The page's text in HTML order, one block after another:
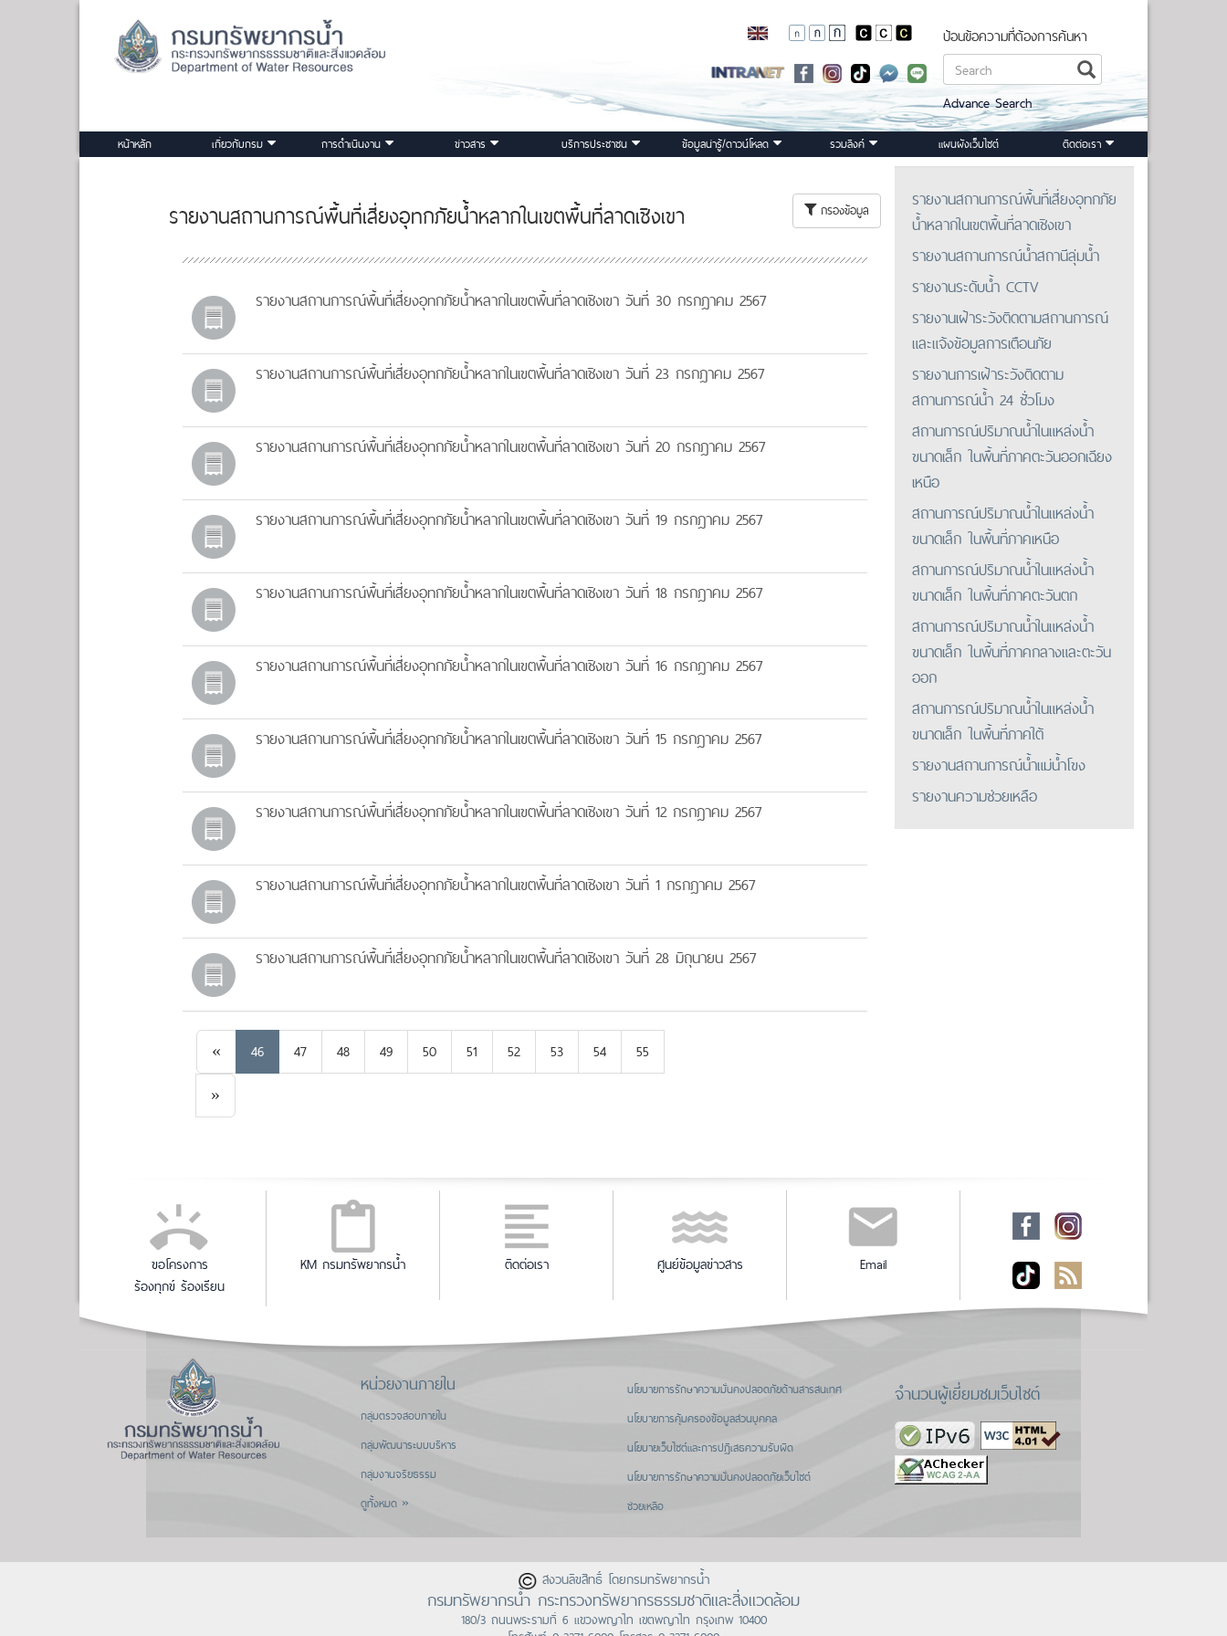
ป้อนข้อความที่ต้องการค้นหา
Advance Search
หน้าหลัก เกี่ยวกับกรม การดำเนินงาน ข่าวสาร บริการประชาชน ข้อมูลน่ารู้/ดาวน์โหลด รวมลิงค์ แผนผังเว็บไซต์ ติดต่อเรา
รายงานสถานการณ์พื้นที่เสี่ยงอุทกภัยน้ำหลากในเขตพื้นที่ลาดเชิงเขา กรองข้อมูล
รายงานสถานการณ์พื้นที่เสี่ยงอุทกภัยน้ำหลากในเขตพื้นที่ลาดเชิงเขา วันที่ 30 กรกฎาคม 2567
รายงานสถานการณ์พื้นที่เสี่ยงอุทกภัยน้ำหลากในเขตพื้นที่ลาดเชิงเขา วันที่ 23 กรกฎาคม 2567
รายงานสถานการณ์พื้นที่เสี่ยงอุทกภัยน้ำหลากในเขตพื้นที่ลาดเชิงเขา วันที่ 20 กรกฎาคม 2567
รายงานสถานการณ์พื้นที่เสี่ยงอุทกภัยน้ำหลากในเขตพื้นที่ลาดเชิงเขา วันที่ 19 กรกฎาคม 2567
รายงานสถานการณ์พื้นที่เสี่ยงอุทกภัยน้ำหลากในเขตพื้นที่ลาดเชิงเขา วันที่ 18 กรกฎาคม 2567
รายงานสถานการณ์พื้นที่เสี่ยงอุทกภัยน้ำหลากในเขตพื้นที่ลาดเชิงเขา วันที่ 16 กรกฎาคม 2567
รายงานสถานการณ์พื้นที่เสี่ยงอุทกภัยน้ำหลากในเขตพื้นที่ลาดเชิงเขา วันที่ 15 กรกฎาคม 2567
รายงานสถานการณ์พื้นที่เสี่ยงอุทกภัยน้ำหลากในเขตพื้นที่ลาดเชิงเขา วันที่ 12 กรกฎาคม 2567
รายงานสถานการณ์พื้นที่เสี่ยงอุทกภัยน้ำหลากในเขตพื้นที่ลาดเชิงเขา วันที่ 1 กรกฎาคม 2567
รายงานสถานการณ์พื้นที่เสี่ยงอุทกภัยน้ำหลากในเขตพื้นที่ลาดเชิงเขา วันที่ 28 มิถุนายน 2567
«Previous
46 47 48 49 50 51 52 53 54
55
»Next
รายงานสถานการณ์พื้นที่เสี่ยงอุทกภัย
น้ำหลากในเขตพื้นที่ลาดเชิงเขา
รายงานสถานการณ์น้ำสถานีลุ่มน้ำ
รายงานระดับน้ำ CCTV
รายงานเฝ้าระวังติดตามสถานการณ์
และแจ้งข้อมูลการเตือนภัย
รายงานการเฝ้าระวังติดตาม
สถานการณ์น้ำ 24 ชั่วโมง
สถานการณ์ปริมาณน้ำในแหล่งน้ำ
ขนาดเล็ก ในพื้นที่ภาคตะวันออกเฉียง
เหนือ
สถานการณ์ปริมาณน้ำในแหล่งน้ำ
ขนาดเล็ก ในพื้นที่ภาคเหนือ
สถานการณ์ปริมาณน้ำในแหล่งน้ำ
ขนาดเล็ก ในพื้นที่ภาคตะวันตก
สถานการณ์ปริมาณน้ำในแหล่งน้ำ
ขนาดเล็ก ในพื้นที่ภาคกลางและตะวัน
ออก
สถานการณ์ปริมาณน้ำในแหล่งน้ำ
ขนาดเล็ก ในพื้นที่ภาคใต้
รายงานสถานการณ์น้ำแม่น้ำโขง
รายงานความช่วยเหลือ
ขอโครงการ
ร้องทุกข์ ร้องเรียน
KM กรมทรัพยากรน้ำ ติดต่อเรา ศูนย์ข้อมูลข่าวสาร Email
หน่วยงานภายใน
กลุ่มตรวจสอบภายใน
กลุ่มพัฒนาระบบบริหาร
กลุ่มงานจริยธรรม
ดูทั้งหมด »
นโยบายการรักษาความมั่นคงปลอดภัยด้านสารสนเทศ
นโยบายการคุ้มครองข้อมูลส่วนบุคคล
นโยบายเว็บไซต์และการปฏิเสธความรับผิด
นโยบายการรักษาความมั่นคงปลอดภัยเว็บไซต์
ช่วยเหลือ
จำนวนผู้เยี่ยมชมเว็บไซต์
สงวนลิขสิทธิ์ โดยกรมทรัพยากรน้ำ
กรมทรัพยากรน้ำ กระทรวงทรัพยากรธรรมชาติและสิ่งแวดล้อม
180/3 ถนนพระรามที่ 6 แขวงพญาไท เขตพญาไท กรุงเทพ 10400